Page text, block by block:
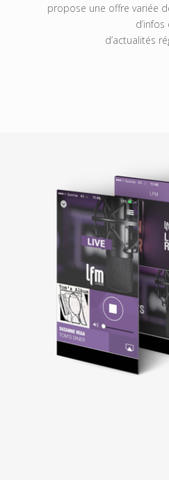
propose une offre variée
d’infos
d’actualités